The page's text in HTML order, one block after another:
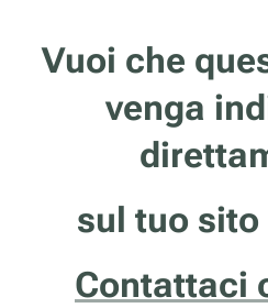
Vuoi che
venga
sul tuo
Contattaci